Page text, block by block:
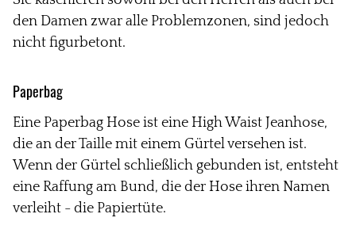
den Damen zwar alle Problemzonen, sind jedoch
nicht figurbetont.
Paperbag
Eine Paperbag Hose ist eine High Waist Jeanhose,
die an der Taille mit einem Gürtel versehen ist.
Wenn der Gürtel schließlich gebunden ist, entsteht
eine Raffung am Bund, die der Hose ihren Namen
verleiht - die Papiertüte.